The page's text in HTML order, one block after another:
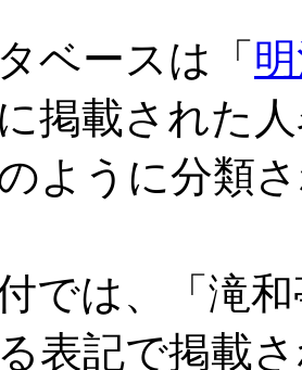
ベースは「
に掲載された
ように分類
付では、「滝
表記で掲載